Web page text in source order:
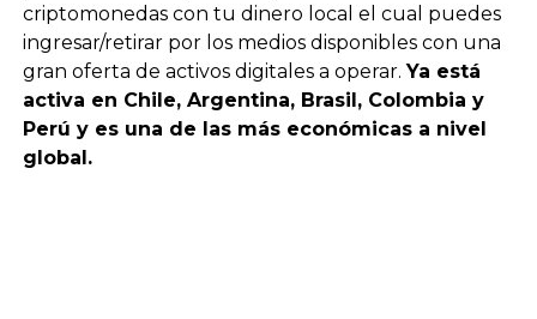
criptomonedas con tu dinero local el cual puedes
ingresar/retirar por los medios disponibles con una
gran oferta de activos digitales a operar.Ya está
activa en Chile, Argentina, Brasil, Colombia y
Perú y es una de las más económicas a nivel
global.